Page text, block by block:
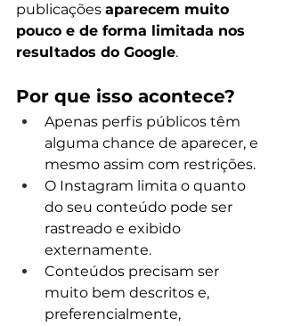
publicações aparecem muito
pouco e de forma limitada nos
resultados do Google.
Por que isso acontece?
Apenas perfis públicos têm
alguma chance de aparecer, e
mesmo assim com restrições.
O Instagram limita o quanto
do seu conteúdo pode ser
rastreado e exibido
externamente.
Conteúdos precisam ser
muito bem descritos e,
preferencialmente,